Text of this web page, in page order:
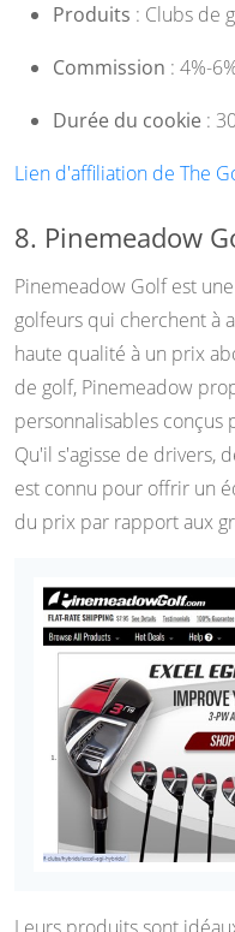
Produits : Clubs de
Commission : 4%-
Durée du cookie :
Lien d'affiliation de The
8. Pinemeadow
Pinemeadow Golf est
golfeurs qui cherchent à
haute qualité à un prix
de golf, Pinemeadow
personnalisables conçus
Qu'il s'agisse de drivers,
est connu pour offrir un
du prix par rapport aux